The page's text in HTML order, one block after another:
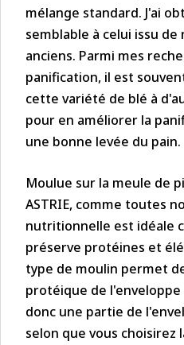
mélange standard. J'ai
semblable à celui issu
anciens. Parmi mes
panification, il est
cette variété de blé à
pour en améliorer la
une bonne levée du pain.
Moulue sur la meule de
ASTRIE, comme toutes
nutritionnelle est idéale
préserve protéines et
type de moulin permet
protéique de
donc une partie de
selon que vous